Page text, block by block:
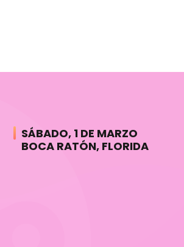
SÁBADO, 1 DE MARZO
BOCA RATÓN, FLORIDA